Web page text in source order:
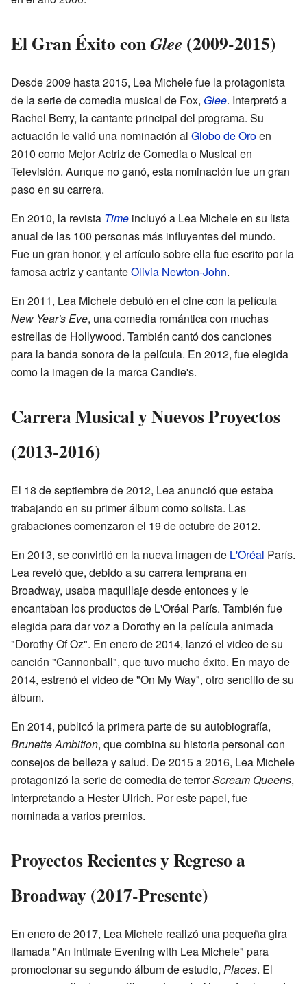
El Gran Éxito conGlee (2009-2015)
Desde 2009 hasta 2015, Lea Michele fue la protagonista
de la serie de comedia musical de Fox, Glee. Interpretó a
Rachel Berry, la cantante principal del programa. Su
actuación le valió una nominación al Globo de Oroen
2010 como Mejor Actriz de Comedia o Musical en
Televisión. Aunque no ganó, esta nominación fue un gran
paso en su carrera.
En 2010, la revista Time incluyó a Lea Michele en su lista
anual de las 100 personas más influyentes del mundo.
Fue un gran honor, y el artículo sobre ella fue escrito por la
famosa actriz y cantanteOlivia Newton-John.
En 2011, Lea Michele debutó en el cine con la película
New Year's Eve, una comedia romántica con muchas
estrellas de Hollywood. También cantó dos canciones
para la banda sonora de la película. En 2012, fue elegida
como la imagen de la marca Candie's.
Carrera Musical y Nuevos Proyectos
(2013-2016)
El 18 de septiembre de 2012, Lea anunció que estaba
trabajando en su primer álbum como solista. Las
grabaciones comenzaron el 19 de octubre de 2012.
En 2013, se convirtió en la nueva imagen de L'Oréal París.
Lea reveló que, debido a su carrera temprana en
Broadway, usaba maquillaje desde entonces y le
encantaban los productos de L'Oréal París. También fue
elegida para dar voz a Dorothy en la película animada
"Dorothy Of Oz". En enero de 2014, lanzó el video de su
canción "Cannonball", que tuvo mucho éxito. En mayo de
2014, estrenó el video de "On My Way", otro sencillo de su
álbum.
En 2014, publicó la primera parte de su autobiografía,
Brunette Ambition, que combina su historia personal con
consejos de belleza y salud. De 2015 a 2016, Lea Michele
protagonizó la serie de comedia de terrorScream Queens,
interpretando a Hester Ulrich. Por este papel, fue
nominada a varios premios.
Proyectos Recientes y Regreso a
Broadway (2017-Presente)
En enero de 2017, Lea Michele realizó una pequeña gira
llamada "An Intimate Evening with Lea Michele" para
promocionar su segundo álbum de estudio, Places. El